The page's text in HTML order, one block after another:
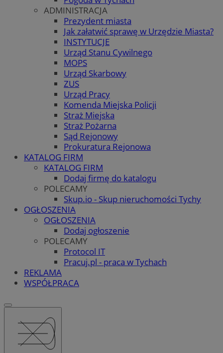
ADMINISTRACJA
Prezydent miasta
Jak załatwić sprawę w Urzędzie Miasta?
INSTYTUCJE
Urząd Stanu Cywilnego
MOPS
Urząd Skarbowy
ZUS
Urząd Pracy
Komenda Miejska Policji
Straż Miejska
Straż Pożarna
Sąd Rejonowy
Prokuratura Rejonowa
KATALOG FIRM
KATALOG FIRM
Dodaj firmę do katalogu
POLECAMY
Skup.io - Skup nieruchomości Tychy
OGŁOSZENIA
OGŁOSZENIA
Dodaj ogłoszenie
POLECAMY
Protocol IT
Pracuj.pl - praca w Tychach
REKLAMA
WSPÓŁPRACA